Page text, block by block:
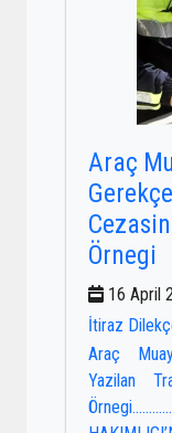
Araç
Örnegi
16 April
İtiraz
Araç
Yazilan